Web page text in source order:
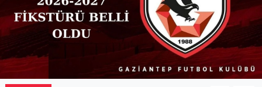
Piyasa
Resmi İlanlar
Sağlık